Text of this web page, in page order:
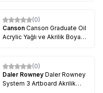
(0)
Canson Canson Graduate Oil
Acrylic Yağlı ve Akrilik Boya
(0)
Daler Rowney Daler Rowney
System 3 Artboard Akrilik